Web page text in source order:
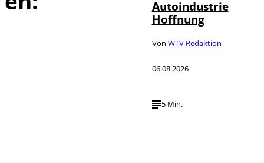
Autoindustrie
Hoffnung
Von WTV Redaktion
06.08.2026
5 Min.